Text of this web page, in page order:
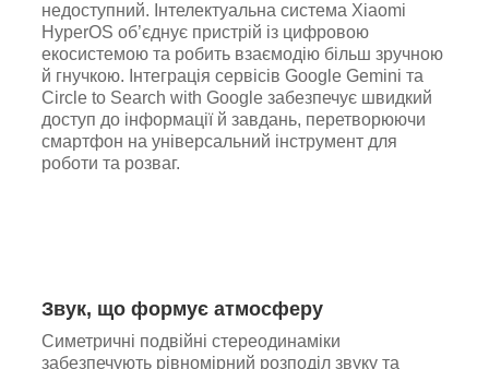
недоступний. Інтелектуальна система Xiaomi
HyperOS об’єднує пристрій із цифровою
екосистемою та робить взаємодію більш зручною
й гнучкою. Інтеграція сервісів Google Gemini та
Circle to Search with Google забезпечує швидкий
доступ до інформації й завдань, перетворюючи
смартфон на універсальний інструмент для
роботи та розваг.
Звук, що формує атмосферу
Симетричні подвійні стереодинаміки
забезпечують рівномірний розподіл звуку та